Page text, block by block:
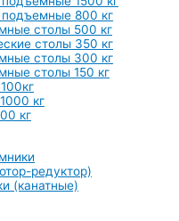
800 кг
столы 500 кг
столы 350 кг
столы 300 кг
столы 150 кг
кг
кг
редуктор)
(канатные)